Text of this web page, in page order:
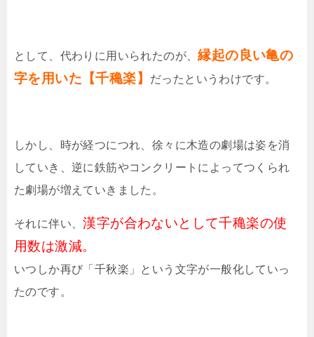
として、代わりに用いられたのが、縁起の良い亀の
字を用いた【千穐楽】
だったというわけです。
しかし、時が経つにつれ、徐々に木造の劇場は姿を消
していき、逆に鉄筋やコンクリートによってつくられ
た劇場が増えていきました。
それに伴い、漢字が合わないとして千穐楽の使
用数は激減。
いつしか再び「千秋楽」という文字が一般化していっ
たのです。